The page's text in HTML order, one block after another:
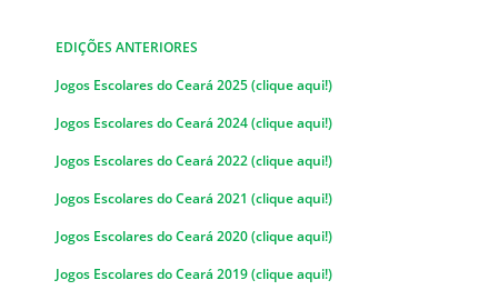
EDIÇÕES ANTERIORES
Jogos Escolares do Ceará 2025 (clique aqui!)
Jogos Escolares do Ceará 2024 (clique aqui!)
Jogos Escolares do Ceará 2022 (clique aqui!)
Jogos Escolares do Ceará 2021 (clique aqui!)
Jogos Escolares do Ceará 2020 (clique aqui!)
Jogos Escolares do Ceará 2019 (clique aqui!)